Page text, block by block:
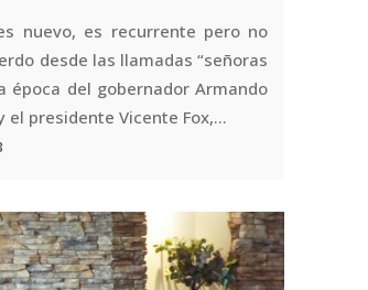
nuevo, es recurrente pero no
desde las llamadas “señoras
época del gobernador Armando
el presidente Vicente Fox,...